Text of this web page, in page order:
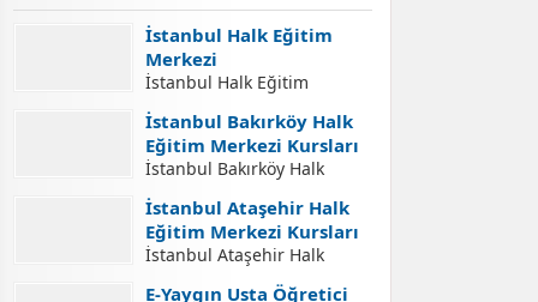
İstanbul Halk Eğitim
Merkezi
İstanbul Halk Eğitim
Merkezi İletişim Adresleri
İstanbul Halk Eğitim
Merkezi İletişim Bilgileri,
İstanbul Halk Eğitim
Merkezleri Adresleri, Halk
Eğitim Merkezlerinde Açılan
Kurslara Kurs Kayıt
İşlemleri Nasıl Yapılır.
İstanbul Bakırköy Halk
Eğitim Merkezi Kursları
İstanbul Bakırköy Halk
Eğitim Merkezi Kursları
İstanbul Bakırköy Halk
Eğitim Merkezi Açılabilecek
Kursları. İstanbul Bakırköy
Halk Eğitim Merkezi Kurs
İstanbul Ataşehir Halk
Eğitim Merkezi Kursları
İstanbul Ataşehir Halk
Eğitim Merkezi Kursları
E-Yaygın Usta Öğretici